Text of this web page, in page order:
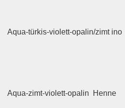
Aqua-türkis-violett-opalin/zimt
Aqua-zimt-violett-opalin Henne